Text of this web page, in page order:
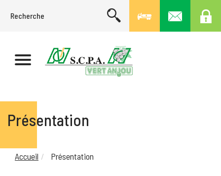
Présentation
Accueil Présentation